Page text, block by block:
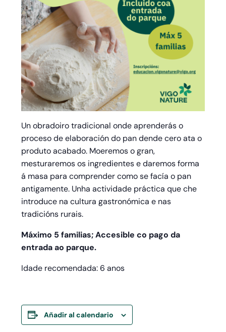
Un obradoiro tradicional onde aprenderás o
proceso de elaboración do pan dende cero ata o
produto acabado. Moeremos o gran,
mesturaremos os ingredientes e daremos forma
á masa para comprender como se facía o pan
antigamente. Unha actividade práctica que che
introduce na cultura gastronómica e nas
tradicións rurais.
Máximo 5 familias; Accesible co pago da
entrada ao parque.
Idade recomendada: 6 anos
Añadir al calendario